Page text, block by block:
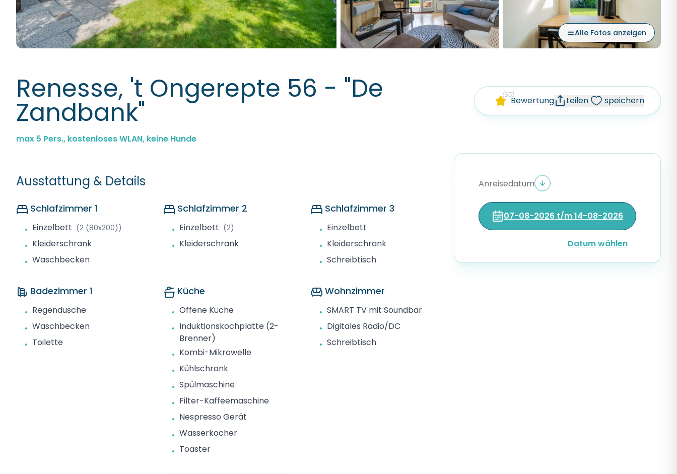
Alle Fotos anzeigen
Renesse, 't Ongerepte 56 - "De
Zandbank"
max 5 Pers., kostenloses WLAN, keine Hunde
(35)
Bewertung teilen speichern
Ausstattung & Details
Schlafzimmer 1
• Einzelbett (2 (80x200))
• Kleiderschrank
• Waschbecken
Schlafzimmer 2
• Einzelbett (2)
• Kleiderschrank
Schlafzimmer 3
• Einzelbett
• Kleiderschrank
• Schreibtisch
Badezimmer 1
• Regendusche
• Waschbecken
• Toilette
Küche
• Offene Küche
• Induktionskochplatte (2-
Brenner)
• Kombi-Mikrowelle
• Kühlschrank
• Spülmaschine
• Filter-Kaffeemaschine
• Nespresso Gerät
• Wasserkocher
• Toaster
Wohnzimmer
• SMART TV mit Soundbar
• Digitales Radio/DC
• Schreibtisch
Anreisedatum
07-08-2026 t/m 14-08-2026
Datum wählen